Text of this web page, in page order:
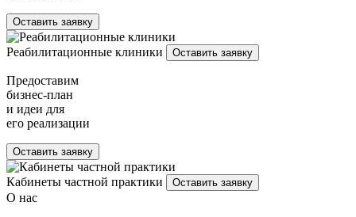
Оставить заявку
Реабилитационные клиники Оставить заявку
Предоставим
бизнес-план
и идеи для
его реализации
Оставить заявку
Кабинеты частной практики Оставить заявку
О нас